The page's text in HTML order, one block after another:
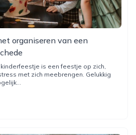
organiseren van een
is een feestje op zich,
met zich meebrengen. Gelukkig